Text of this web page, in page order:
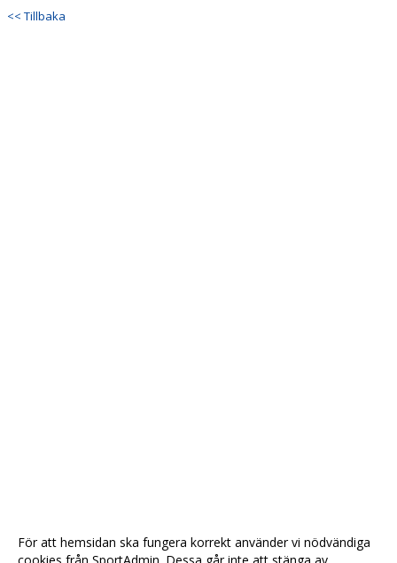
<< Tillbaka
För att hemsidan ska fungera korrekt använder vi nödvändiga